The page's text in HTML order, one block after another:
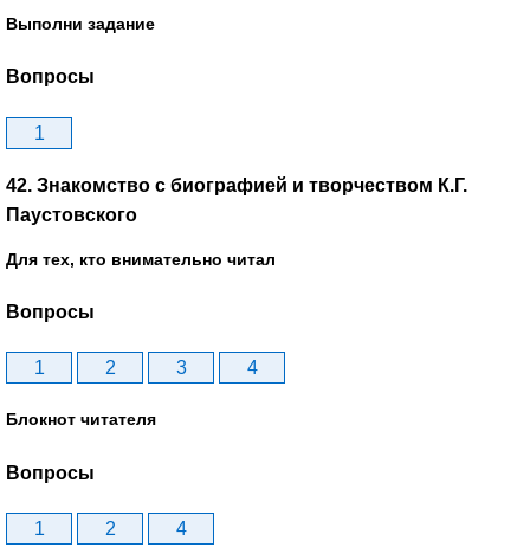
Выполни задание
Вопросы
1
42. Знакомство с биографией и творчеством К.Г.
Паустовского
Для тех, кто внимательно читал
Вопросы
1 2 3 4
Блокнот читателя
Вопросы
1 2 4